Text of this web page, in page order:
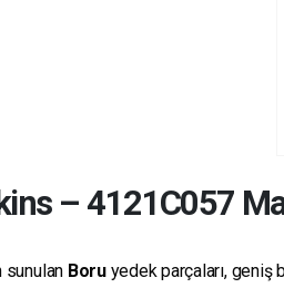
–4121C057
sunulan Boruyedek parçaları, geniş